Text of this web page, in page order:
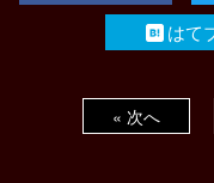
はて
« 次へ